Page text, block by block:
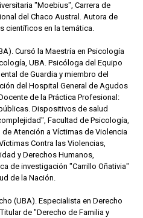
"Moebius", Carrera de
del Chaco Austral. Autora de
científicos en la temática.
Cursó la Maestría en Psicología
UBA. Psicóloga del Equipo
de Guardia y miembro del
del Hospital General de Agudos
de la Práctica Profesional:
Dispositivos de salud
Facultad de Psicología,
Atención a Víctimas de Violencia
Contra las Violencias,
y Derechos Humanos,
de investigación "Carrillo Oñativia"
de la Nación.
(UBA). Especialista en Derecho
de "Derecho de Familia y